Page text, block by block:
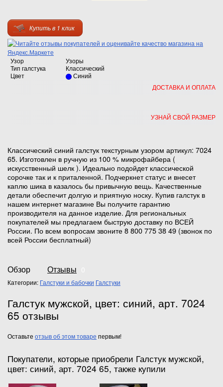
Купить в 1 клик
Узор
Узоры
Тип галстука
Классический
Цвет
Синий
ДОСТАВКА И ОПЛАТА
УЗНАЙ СВОЙ РАЗМЕР
Классический синий галстук текстурным узором артикул: 7024
65. Изготовлен в ручную из 100 % микрофайбера (
искусственный шелк ). Идеально подойдет классической
сорочке так и к приталенной. Подчеркнет статус и внесет
каплю шика в казалось бы привычную вещь. Качественные
детали обеспечит долгую и приятную носку. Купив галстук в
нашем интернет магазине Вы получите гарантию
производителя на данное изделие. Для региональных
покупателей мы предлагаем быструю доставку по ВСЕЙ
России. По всем вопросам звоните 8 800 775 38 49 (звонок по
всей России бесплатный)
Обзор Отзывы
Категории: Галстуки и бабочки Галстуки
Галстук мужской, цвет: синий, арт. 7024
65 отзывы
Оставьте отзыв об этом товаре первым!
Покупатели, которые приобрели Галстук мужской,
цвет: синий, арт. 7024 65, также купили